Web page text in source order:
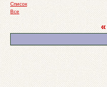
Список
Все
«